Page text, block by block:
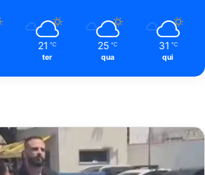
21 ℃
ter
25 ℃
qua
31 ℃
qui